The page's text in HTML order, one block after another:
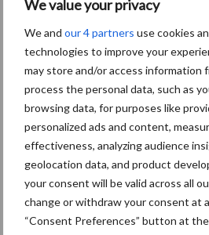
We value your privacy
We and our 4 partners use cookies
technologies to improve your
may store and/or access information
process the personal data, such as
browsing data, for purposes like
personalized ads and content,
effectiveness, analyzing audience
geolocation data, and product
your consent will be valid across all
change or withdraw your consent at
“Consent Preferences” button at
levert
Van onze partner
SkyVac: De
reiniging op
Thema's Vakpartners